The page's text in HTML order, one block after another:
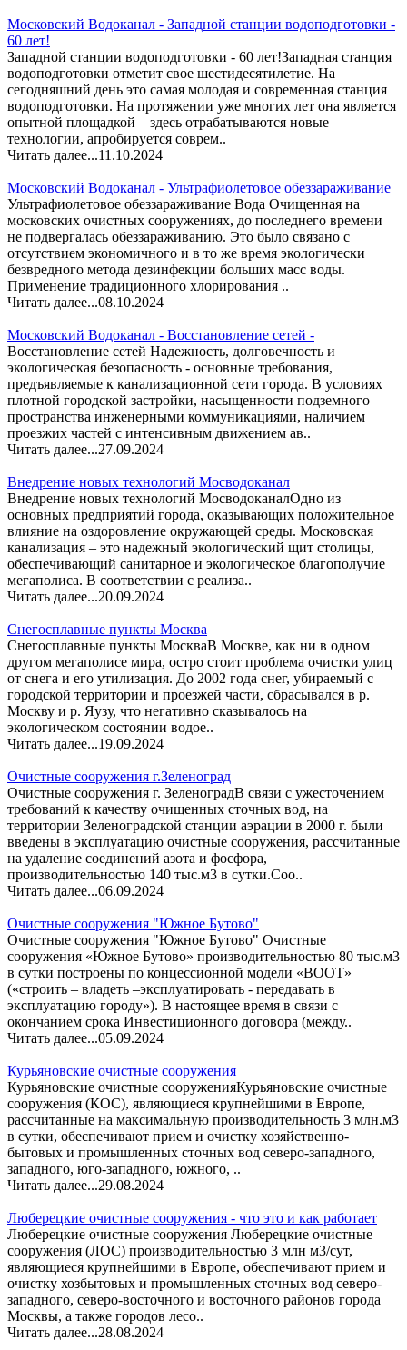
Московский Водоканал - Западной станции водоподготовки -
60 лет!
Западной станции водоподготовки - 60 лет!Западная станция
водоподготовки отметит свое шестидесятилетие. На
сегодняшний день это самая молодая и современная станция
водоподготовки. На протяжении уже многих лет она является
опытной площадкой – здесь отрабатываются новые
технологии, апробируется соврем..
Читать далее...11.10.2024
Московский Водоканал - Ультрафиолетовое обеззараживание
Ультрафиолетовое обеззараживание Вода Очищенная на
московских очистных сооружениях, до последнего времени
не подвергалась обеззараживанию. Это было связано с
отсутствием экономичного и в то же время экологически
безвредного метода дезинфекции больших масс воды.
Применение традиционного хлорирования ..
Читать далее...08.10.2024
Московский Водоканал - Восстановление сетей -
Восстановление сетей Надежность, долговечность и
экологическая безопасность - основные требования,
предъявляемые к канализационной сети города. В условиях
плотной городской застройки, насыщенности подземного
пространства инженерными коммуникациями, наличием
проезжих частей с интенсивным движением ав..
Читать далее...27.09.2024
Внедрение новых технологий Мосводоканал
Внедрение новых технологий МосводоканалОдно из
основных предприятий города, оказывающих положительное
влияние на оздоровление окружающей среды. Московская
канализация – это надежный экологический щит столицы,
обеспечивающий санитарное и экологическое благополучие
мегаполиса. В соответствии с реализа..
Читать далее...20.09.2024
Снегосплавные пункты Москва
Снегосплавные пункты МоскваВ Москве, как ни в одном
другом мегаполисе мира, остро стоит проблема очистки улиц
от снега и его утилизация. До 2002 года снег, убираемый с
городской территории и проезжей части, сбрасывался в р.
Москву и р. Яузу, что негативно сказывалось на
экологическом состоянии водое..
Читать далее...19.09.2024
Очистные сооружения г.Зеленоград
Очистные сооружения г. ЗеленоградВ связи с ужесточением
требований к качеству очищенных сточных вод, на
территории Зеленоградской станции аэрации в 2000 г. были
введены в эксплуатацию очистные сооружения, рассчитанные
на удаление соединений азота и фосфора,
производительностью 140 тыс.м3 в сутки.Соо..
Читать далее...06.09.2024
Очистные сооружения "Южное Бутово"
Очистные сооружения "Южное Бутово" Очистные
сооружения «Южное Бутово» производительностью 80 тыс.м3
в сутки построены по концессионной модели «ВООТ»
(«строить – владеть –эксплуатировать - передавать в
эксплуатацию городу»). В настоящее время в связи с
окончанием срока Инвестиционного договора (между..
Читать далее...05.09.2024
Курьяновские очистные сооружения
Курьяновские очистные сооруженияКурьяновские очистные
сооружения (КОС), являющиеся крупнейшими в Европе,
рассчитанные на максимальную производительность 3 млн.м3
в сутки, обеспечивают прием и очистку хозяйственно-
бытовых и промышленных сточных вод северо-западного,
западного, юго-западного, южного, ..
Читать далее...29.08.2024
Люберецкие очистные сооружения - что это и как работает
Люберецкие очистные сооружения Люберецкие очистные
сооружения (ЛОС) производительностью 3 млн м3/сут,
являющиеся крупнейшими в Европе, обеспечивают прием и
очистку хозбытовых и промышленных сточных вод северо-
западного, северо-восточного и восточного районов города
Москвы, а также городов лесо..
Читать далее...28.08.2024